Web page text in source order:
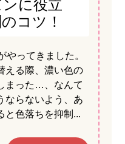
に役立
コツ！
やってきました。
える際、濃い色の
まった…、なんて
ならないよう、あ
と色落ちを抑制...